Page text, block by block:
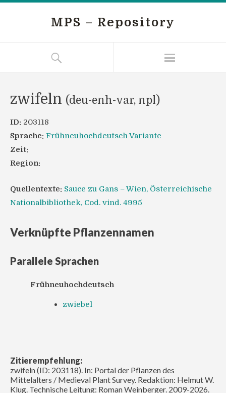
MPS – Repository
zwifeln (deu-enh-var, npl)
ID: 203118
Sprache: Frühneuhochdeutsch Variante
Zeit:
Region:
Quellentexte: Sauce zu Gans – Wien, Österreichische
Nationalbibliothek, Cod. vind. 4995
Verknüpfte Pflanzennamen
Parallele Sprachen
Frühneuhochdeutsch
zwiebel
Zitierempfehlung:
zwifeln (ID: 203118). In: Portal der Pflanzen des
Mittelalters / Medieval Plant Survey. Redaktion: Helmut W.
Klug. Technische Leitung: Roman Weinberger. 2009-2026.